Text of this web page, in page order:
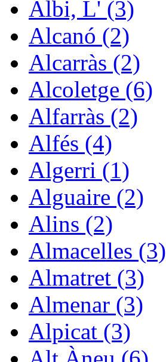
Albi, L' (3)
Alcanó (2)
Alcarràs (2)
Alcoletge (6)
Alfarràs (2)
Alfés (4)
Algerri (1)
Alguaire (2)
Alins (2)
Almacelles (3)
Almatret (3)
Almenar (3)
Alpicat (3)